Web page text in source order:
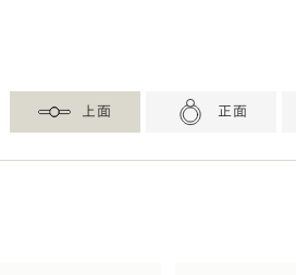
上面 正面